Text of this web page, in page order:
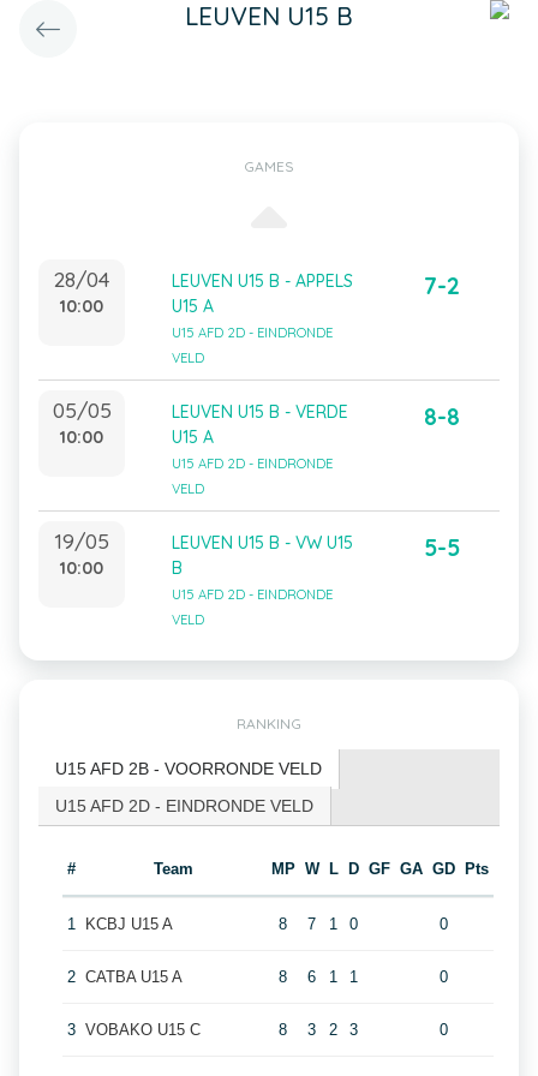
LEUVEN U15 B
GAMES
28/04
10:00
LEUVEN U15 B - APPELS
U15 A
U15 AFD 2D - EINDRONDE
VELD
7-2
05/05
10:00
LEUVEN U15 B - VERDE
U15 A
U15 AFD 2D - EINDRONDE
VELD
8-8
19/05
10:00
LEUVEN U15 B - VW U15
B
U15 AFD 2D - EINDRONDE
VELD
5-5
RANKING
U15 AFD 2B - VOORRONDE VELD
U15 AFD 2D - EINDRONDE VELD
# Team MP W L D GF GA GD Pts
1 KCBJ U15 A 8 7 1 0 0
2 CATBA U15 A 8 6 1 1 0
3 VOBAKO U15 C 8 3 2 3 0